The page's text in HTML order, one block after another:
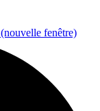
(nouvelle fenêtre)